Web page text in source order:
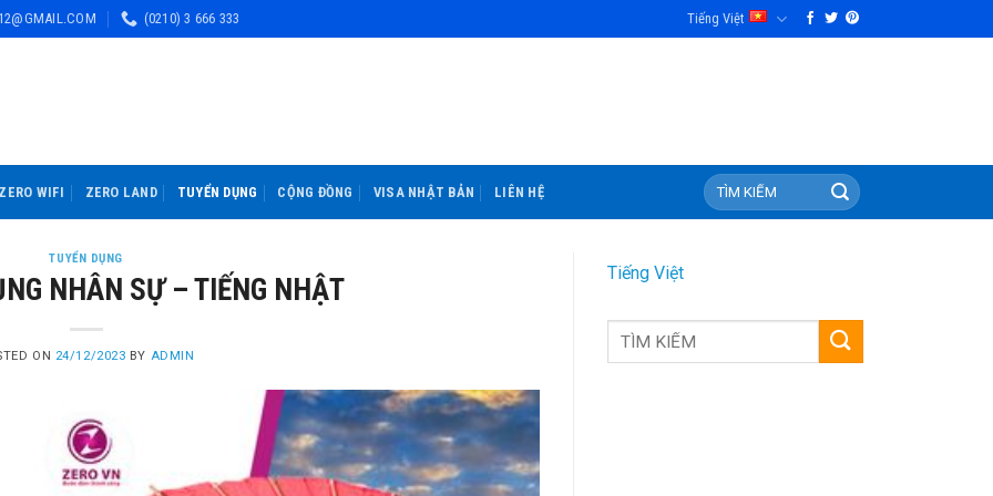
(0210) 3 666 333 Tiếng Việt
ZERO WIFI ZERO LAND TUYỂN DỤNG CỘNG ĐỒNG VISA NHẬT BẢN LIÊN HỆ
TUYỂN DỤNG
NHÂN SỰ – TIẾNG NHẬT
ON 24/12/2023 BY ADMIN
Tiếng Việt